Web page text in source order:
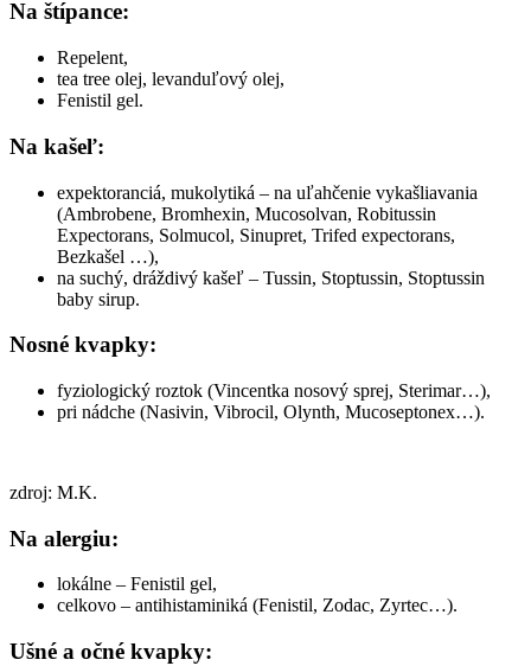
Na štípance:
Repelent,
tea tree olej, levanduľový olej,
Fenistil gel.
Na kašeľ:
expektoranciá, mukolytiká – na uľahčenie vykašliavania
(Ambrobene, Bromhexin, Mucosolvan, Robitussin
Expectorans, Solmucol, Sinupret, Trifed expectorans,
Bezkašel …),
na suchý, dráždivý kašeľ – Tussin, Stoptussin, Stoptussin
baby sirup.
Nosné kvapky:
fyziologický roztok (Vincentka nosový sprej, Sterimar…),
pri nádche (Nasivin, Vibrocil, Olynth, Mucoseptonex…).
zdroj: M.K.
Na alergiu:
lokálne – Fenistil gel,
celkovo – antihistaminiká (Fenistil, Zodac, Zyrtec…).
Ušné a očné kvapky: